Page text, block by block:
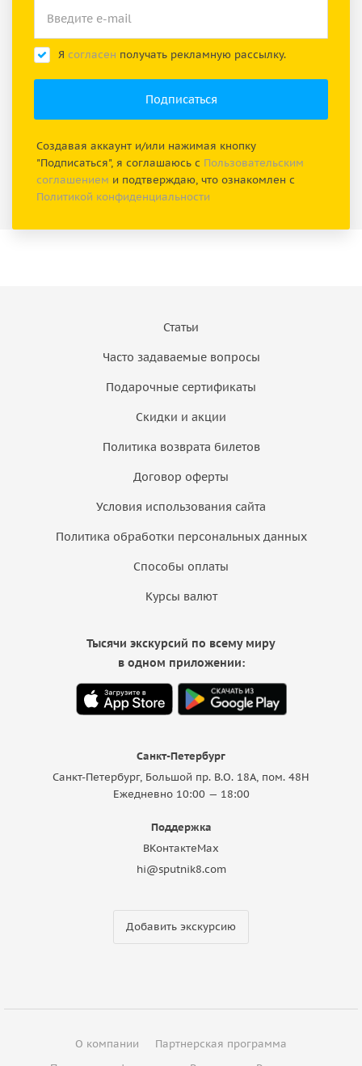
Я согласен получать рекламную рассылку.
Создавая аккаунт и/или нажимая кнопку
"Подписаться", я соглашаюсь с Пользовательским
соглашением и подтверждаю, что ознакомлен с
Политикой конфиденциальности
Статьи
Часто задаваемые вопросы
Подарочные сертификаты
Скидки и акции
Политика возврата билетов
Договор оферты
Условия использования сайта
Политика обработки персональных данных
Способы оплаты
Курсы валют
Санкт-Петербург
Санкт-Петербург, Большой пр. В.О. 18A, пом. 48Н
Ежедневно 10:00 — 18:00
Поддержка
ВКонтактеMax
hi@sputnik8.com
Добавить экскурсию
Тысячи экскурсий по всему миру
в одном приложении:
О компании
Партнерская программа